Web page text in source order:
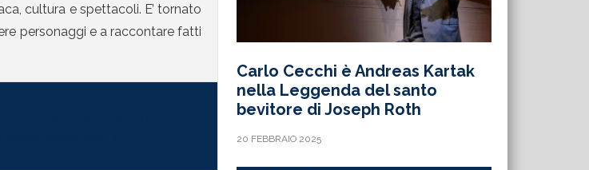
cultura e spettacoli. E’ tornato
personaggi e a raccontare fatti
Carlo Cecchi è Andreas Kartak
nella Leggenda del santo
bevitore di Joseph Roth
20 FEBBRAIO 2025